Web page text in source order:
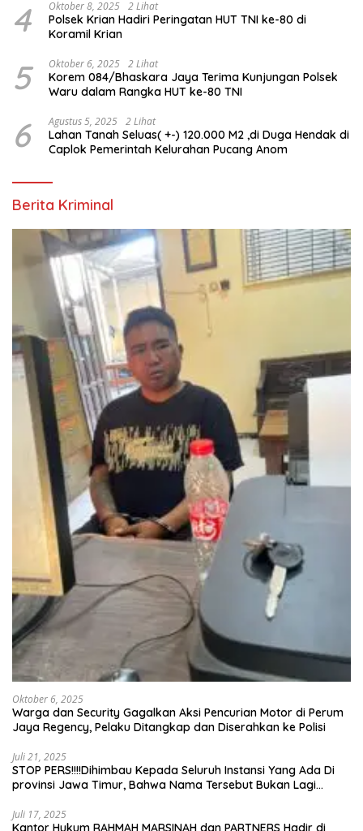
4 Oktober 8, 2025 2 Lihat
Polsek Krian Hadiri Peringatan HUT TNI ke-80 di
Koramil Krian
5 Oktober 6, 2025 2 Lihat
Korem 084/Bhaskara Jaya Terima Kunjungan Polsek
6 Agustus 5, 2025 2 Lihat
Lahan Tanah Seluas( +-) 120.000 M2 ,di Duga Hendak di
Caplok Pemerintah Kelurahan Pucang Anom
Berita Kriminal
Oktober 6, 2025
Warga dan Security Gagalkan Aksi Pencurian Motor di Perum
Jaya Regency, Pelaku Ditangkap dan Diserahkan ke Polisi
Juli 21, 2025
STOP PERS!!!!Dihimbau Kepada Seluruh Instansi Yang Ada Di
provinsi Jawa Timur, Bahwa Nama Tersebut Bukan Lagi
Juli 17, 2025
Kantor Hukum RAHMAH MARSINAH dan PARTNERS Hadir di